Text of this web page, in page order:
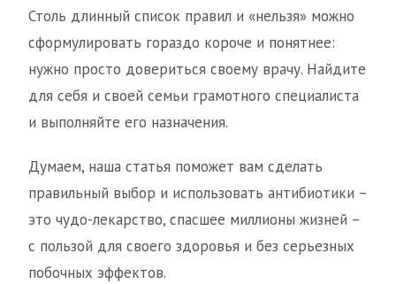
Столь длинный список правил и «нельзя» можно
сформулировать гораздо короче и понятнее:
нужно просто довериться своему врачу. Найдите
для себя и своей семьи грамотного специалиста
и выполняйте его назначения.
Думаем, наша статья поможет вам сделать
правильный выбор и использовать антибиотики –
это чудо-лекарство, спасшее миллионы жизней –
с пользой для своего здоровья и без серьезных
побочных эффектов.